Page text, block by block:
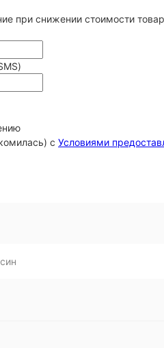
при снижении стоимости
с Условиями